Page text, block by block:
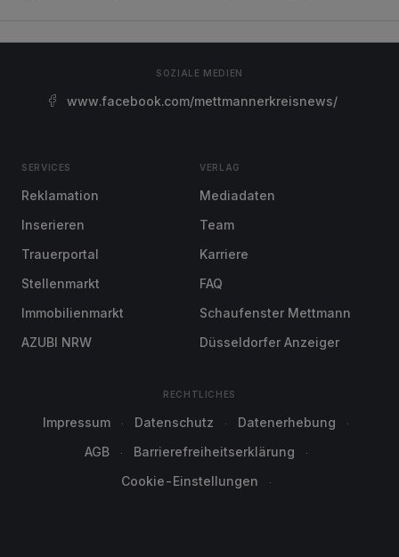
SOZIALE MEDIEN
www.facebook.com/mettmannerkreisnews/
SERVICES
Reklamation
Inserieren
Trauerportal
Stellenmarkt
Immobilienmarkt
AZUBI NRW
VERLAG
Mediadaten
Team
Karriere
FAQ
Schaufenster Mettmann
Düsseldorfer Anzeiger
RECHTLICHES
Impressum Datenschutz
Datenerhebung
AGB
Barrierefreiheitserklärung
Cookie-Einstellungen